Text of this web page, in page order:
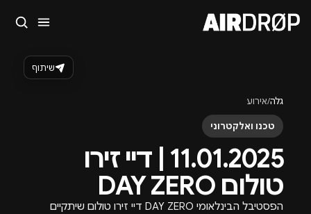
גלה/אירוע
טכנו ואלקטרוני
11.01.2025 | דיי זירו
טולום DAY ZERO
הפסטיבל הבינלאומי DAY ZERO דיי זירו טולום שיתקיים
שיתוף
סגור